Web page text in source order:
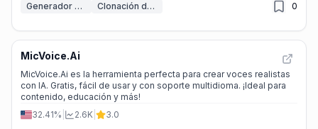
Generador de voz IA Clonación de voz IA 0
MicVoice.Ai
MicVoice.Ai es la herramienta perfecta para crear voces realistas
con IA. Gratis, fácil de usar y con soporte multidioma. ¡Ideal para
contenido, educación y más!
32.41%
2.6K 3.0